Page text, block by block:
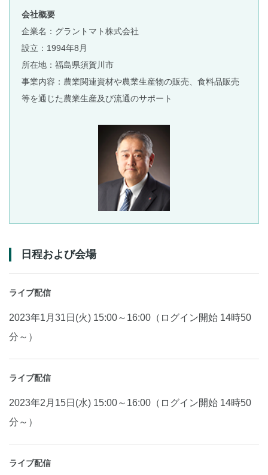
会社概要
企業名：グラントマト株式会社
設立：1994年8月
所在地：福島県須賀川市
事業内容：農業関連資材や農業生産物の販売、食料品販売
等を通じた農業生産及び流通のサポート
日程および会場
ライブ配信
2023年1月31日(火) 15:00～16:00（ログイン開始 14時50
分～）
ライブ配信
2023年2月15日(水) 15:00～16:00（ログイン開始 14時50
分～）
ライブ配信